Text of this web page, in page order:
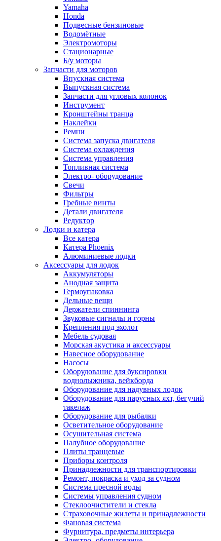
Yamaha
Honda
Подвесные бензиновые
Водомётные
Электромоторы
Стационарные
Б/у моторы
Запчасти для моторов
Впускная система
Выпускная система
Запчасти для угловых колонок
Инструмент
Кронштейны транца
Наклейки
Ремни
Система запуска двигателя
Система охлаждения
Система управления
Топливная система
Электро- оборудование
Свечи
Фильтры
Гребные винты
Детали двигателя
Редуктор
Лодки и катера
Все катера
Катера Phoenix
Алюминиевые лодки
Аксессуары для лодок
Аккумуляторы
Анодная защита
Гермоупаковка
Дельные вещи
Держатели спиннинга
Звуковые сигналы и горны
Крепления под эхолот
Мебель судовая
Морская акустика и аксессуары
Навесное оборудование
Насосы
Оборудование для буксировки
воднолыжника, вейкборда
Оборудование для надувных лодок
Оборудование для парусных яхт, бегучий
такелаж
Оборудование для рыбалки
Осветительное оборудование
Осушительная система
Палубное оборудование
Плиты транцевые
Приборы контроля
Принадлежности для транспортировки
Ремонт, покраска и уход за судном
Система пресной воды
Системы управления судном
Стеклоочистители и стекла
Страховочные жилеты и принадлежности
Фановая система
Фурнитура, предметы интерьера